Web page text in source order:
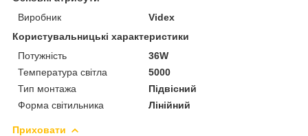
Виробник
Videx
Користувальницькі характеристики
Потужність
36W
Температура світла
5000
Тип монтажа
Підвісний
Форма світильника
Лінійний
Приховати